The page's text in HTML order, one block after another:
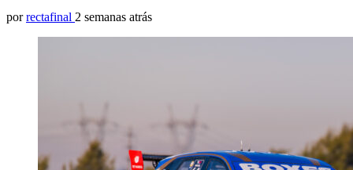
por rectafinal 2 semanas atrás